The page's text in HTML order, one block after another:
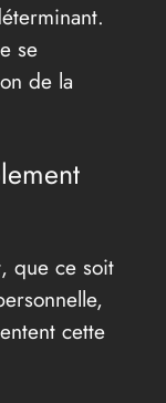
se
de la
que ce soit
cette